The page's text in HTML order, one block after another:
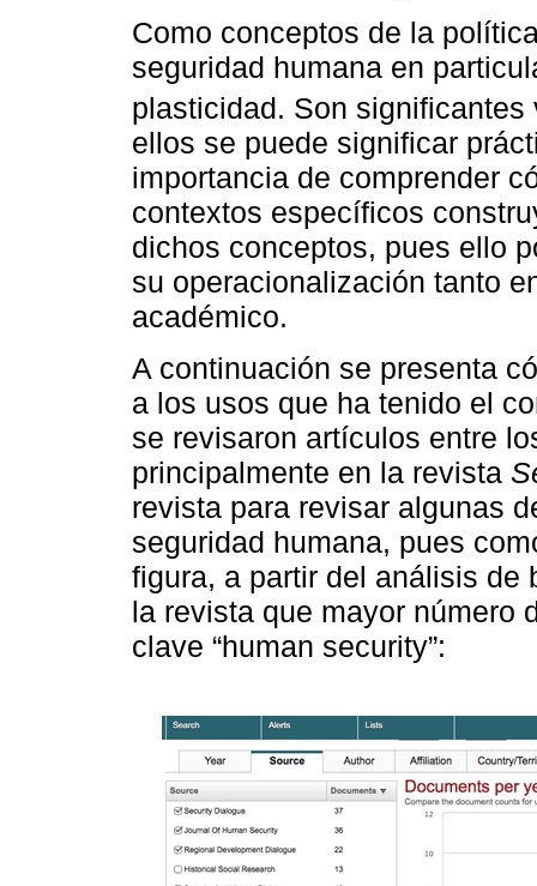
Como conceptos de la
seguridad humana en
plasticidad. Son significantes
ellos se puede significar
importancia de comprender
contextos específicos
dichos conceptos, pues ello
su operacionalización tanto
académico.
A continuación se presenta
a los usos que ha tenido el
se revisaron artículos entre
principalmente en la revista
revista para revisar algunas
seguridad humana, pues
figura, a partir del análisis de
la revista que mayor número
clave “human security”: